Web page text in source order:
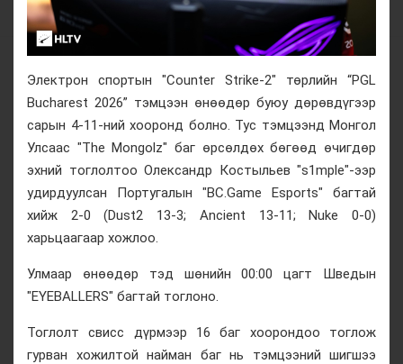
Электрон спортын "Counter Strike-2" төрлийн “PGL
Bucharest 2026” тэмцээн өнөөдөр буюу дөрөвдүгээр
сарын 4-11-ний хооронд болно. Тус тэмцээнд Монгол
Улсаас "The Mongolz" баг өрсөлдөх бөгөөд өчигдөр
эхний тоглолтоо Олександр Костыльев "s1mple"-ээр
удирдуулсан Португалын "BC.Game Esports" багтай
хийж 2-0 (Dust2 13-3; Ancient 13-11; Nuke 0-0)
харьцаагаар хожлоо.
Улмаар өнөөдөр тэд шөнийн 00:00 цагт Шведын
"EYEBALLERS" багтай тоглоно.
Тоглолт свисс дүрмээр 16 баг хоорондоо тоглож
гурван хожилтой найман баг нь тэмцээний шигшээ